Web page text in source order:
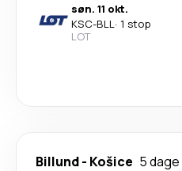
søn. 11 okt.
KSC-BLL· 1 stop
LOT
Billund- Košice 5 dage